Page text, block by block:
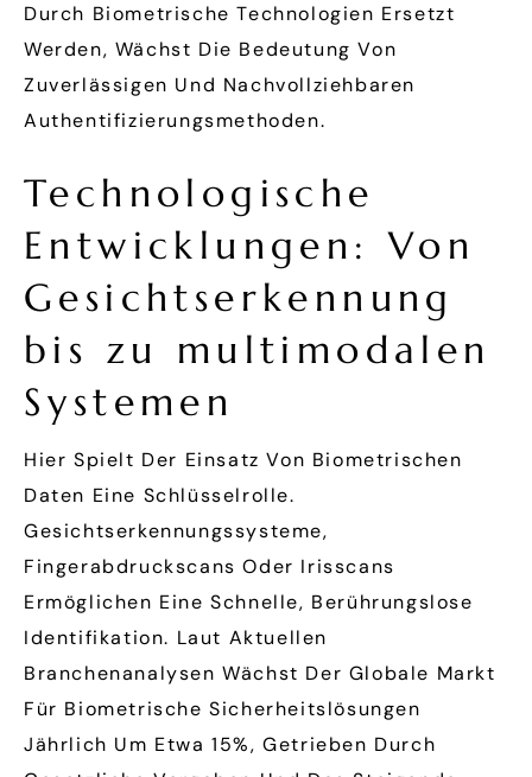
Durch Biometrische Technologien Ersetzt
Werden, Wächst Die Bedeutung Von
Zuverlässigen Und Nachvollziehbaren
Authentifizierungsmethoden.
Technologische
Entwicklungen: Von
Gesichtserkennung
bis zu multimodalen
Systemen
Hier Spielt Der Einsatz Von Biometrischen
Daten Eine Schlüsselrolle.
Gesichtserkennungssysteme,
Fingerabdruckscans Oder Irisscans
Ermöglichen Eine Schnelle, Berührungslose
Identifikation. Laut Aktuellen
Branchenanalysen Wächst Der Globale Markt
Für Biometrische Sicherheitslösungen
Jährlich Um Etwa 15%, Getrieben Durch